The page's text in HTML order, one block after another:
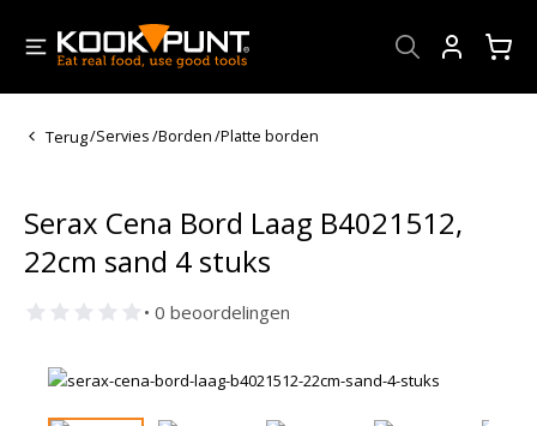
Terug/Servies/Borden/Platte borden
Serax Cena Bord Laag B4021512,
22cm sand 4 stuks
• 0 beoordelingen